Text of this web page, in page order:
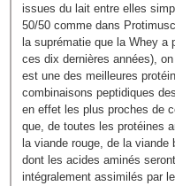
issues du lait entre elles
50/50 comme dans
la suprématie que la Whey
ces dix dernières années),
est une des meilleures
combinaisons peptidiques
en effet les plus proches de
que, de toutes les protéines
la viande rouge, de la
dont les acides aminés
intégralement assimilés par